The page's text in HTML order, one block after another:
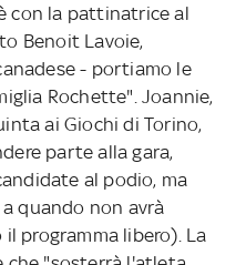
con la pattinatrice al
Benoit Lavoie,
- portiamo le
Rochette". Joannie,
ai Giochi di Torino,
parte alla gara,
al podio, ma
quando non avrà
programma libero). La